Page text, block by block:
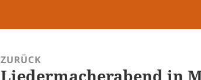
ZURÜCK
Vorheriger
Liedermacherabend in